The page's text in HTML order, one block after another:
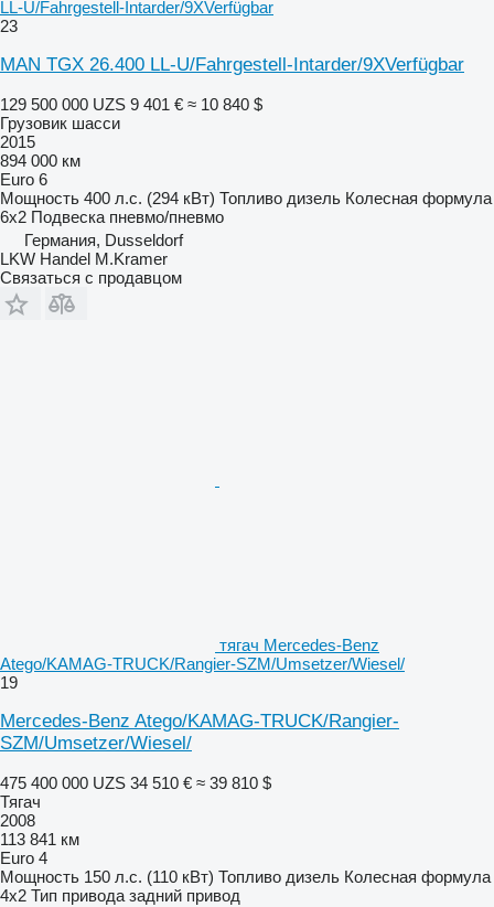
LL-U/Fahrgestell-Intarder/9XVerfügbar
23
MAN TGX 26.400 LL-U/Fahrgestell-Intarder/9XVerfügbar
129 500 000 UZS 9 401 € ≈ 10 840 $
Грузовик шасси
2015
894 000 км
Euro 6
Мощность 400 л.с. (294 кВт) Топливо дизель Колесная формула
6x2 Подвеска пневмо/пневмо
Германия, Dusseldorf
LKW Handel M.Kramer
Связаться с продавцом
тягач Mercedes-Benz
Atego/KAMAG-TRUCK/Rangier-SZM/Umsetzer/Wiesel/
19
Mercedes-Benz Atego/KAMAG-TRUCK/Rangier-
SZM/Umsetzer/Wiesel/
475 400 000 UZS 34 510 € ≈ 39 810 $
Тягач
2008
113 841 км
Euro 4
Мощность 150 л.с. (110 кВт) Топливо дизель Колесная формула
4x2 Тип привода задний привод